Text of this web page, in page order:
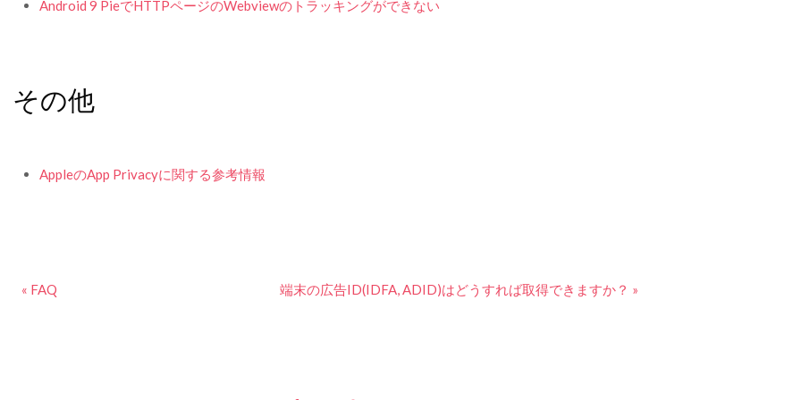
Android 9 PieでHTTPページのWebviewのトラッキングができない
その他
AppleのApp Privacyに関する参考情報
« FAQ 端末の広告ID(IDFA, ADID)はどうすれば取得できますか？ »